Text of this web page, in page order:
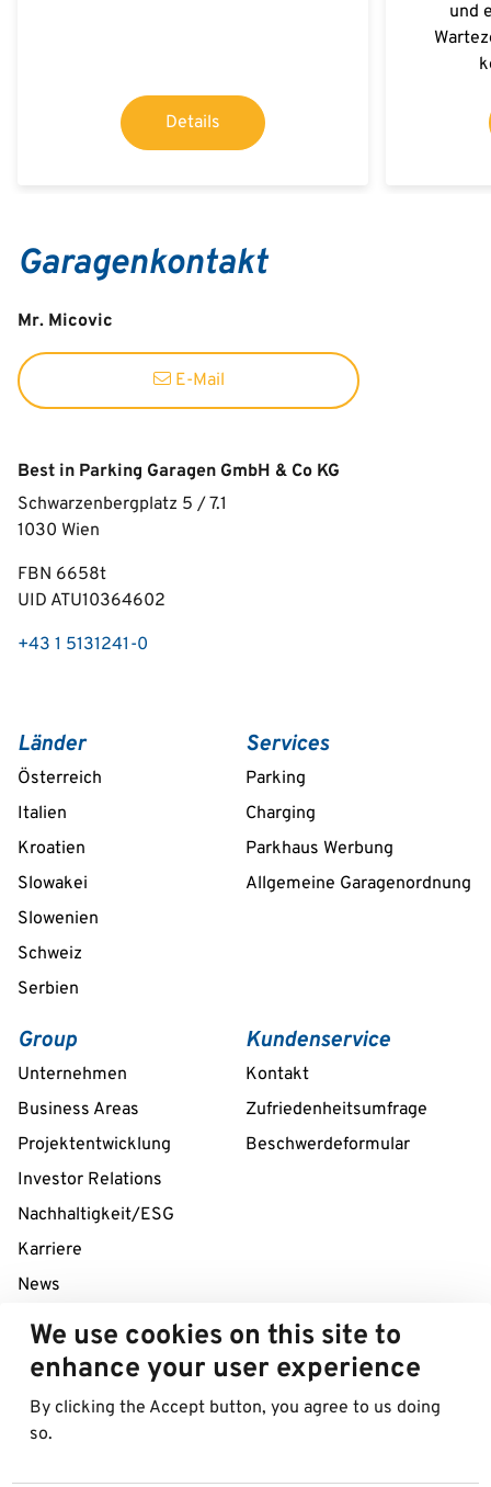
Details
und
Garagenkontakt
Mr. Micovic
E-Mail
Best in Parking Garagen GmbH & Co KG
Schwarzenbergplatz 5 / 7.1
1030 Wien
FBN 6658t
UID ATU10364602
+43 1 5131241-0
Länder
Österreich
Italien
Kroatien
Slowakei
Slowenien
Schweiz
Serbien
Services
Parking
Charging
Parkhaus Werbung
Allgemeine Garagenordnung
Group
Unternehmen
Business Areas
Projektentwicklung
Investor Relations
Nachhaltigkeit/ESG
Karriere
News
Kundenservice
Kontakt
Zufriedenheitsumfrage
Beschwerdeformular
24/7 Service Line
+43 1 712 04 38
We use cookies on this site to
enhance your user experience
By clicking the Accept button, you agree to us doing
so.